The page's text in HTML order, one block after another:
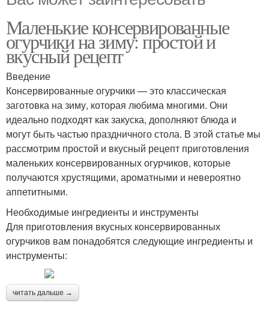
Маленькие консервированные
огурчики на зиму: простой и
вкусный рецепт
Введение
Консервированные огурчики — это классическая
заготовка на зиму, которая любима многими. Они
идеально подходят как закуска, дополняют блюда и
могут быть частью праздничного стола. В этой статье мы
рассмотрим простой и вкусный рецепт приготовления
маленьких консервированных огурчиков, которые
получаются хрустящими, ароматными и невероятно
аппетитными.
Необходимые ингредиенты и инструменты
Для приготовления вкусных консервированных
огурчиков вам понадобятся следующие ингредиенты и
инструменты:
читать дальше →